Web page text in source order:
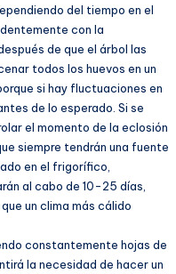
del tiempo en el
con la
de que el árbol las
todos los huevos en un
si hay fluctuaciones en
de lo esperado. Si se
el momento de la eclosión
siempre tendrán una fuente
en el frigorífico,
al cabo de 10-25 días,
un clima más cálido
constantemente hojas de
la necesidad de hacer un